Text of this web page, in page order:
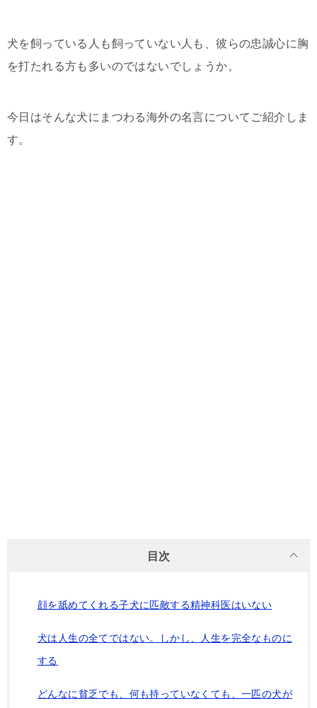
犬を飼っている人も飼っていない人も、彼らの忠誠心に胸
を打たれる方も多いのではないでしょうか。
今日はそんな犬にまつわる海外の名言についてご紹介しま
す。
目次
顔を舐めてくれる子犬に匹敵する精神科医はいない
犬は人生の全てではない。しかし、人生を完全なものに
する
どんなに貧乏でも、何も持っていなくても、一匹の犬が